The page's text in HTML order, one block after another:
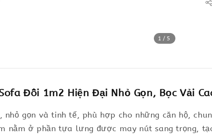
1 /5
Đôi 1m2 Hiện Đại Nhỏ Gọn, Bọc Vải
gọn và tinh tế, phù hợp cho những căn hộ,
nằm ở phần tựa lưng được may nút sang trọng,